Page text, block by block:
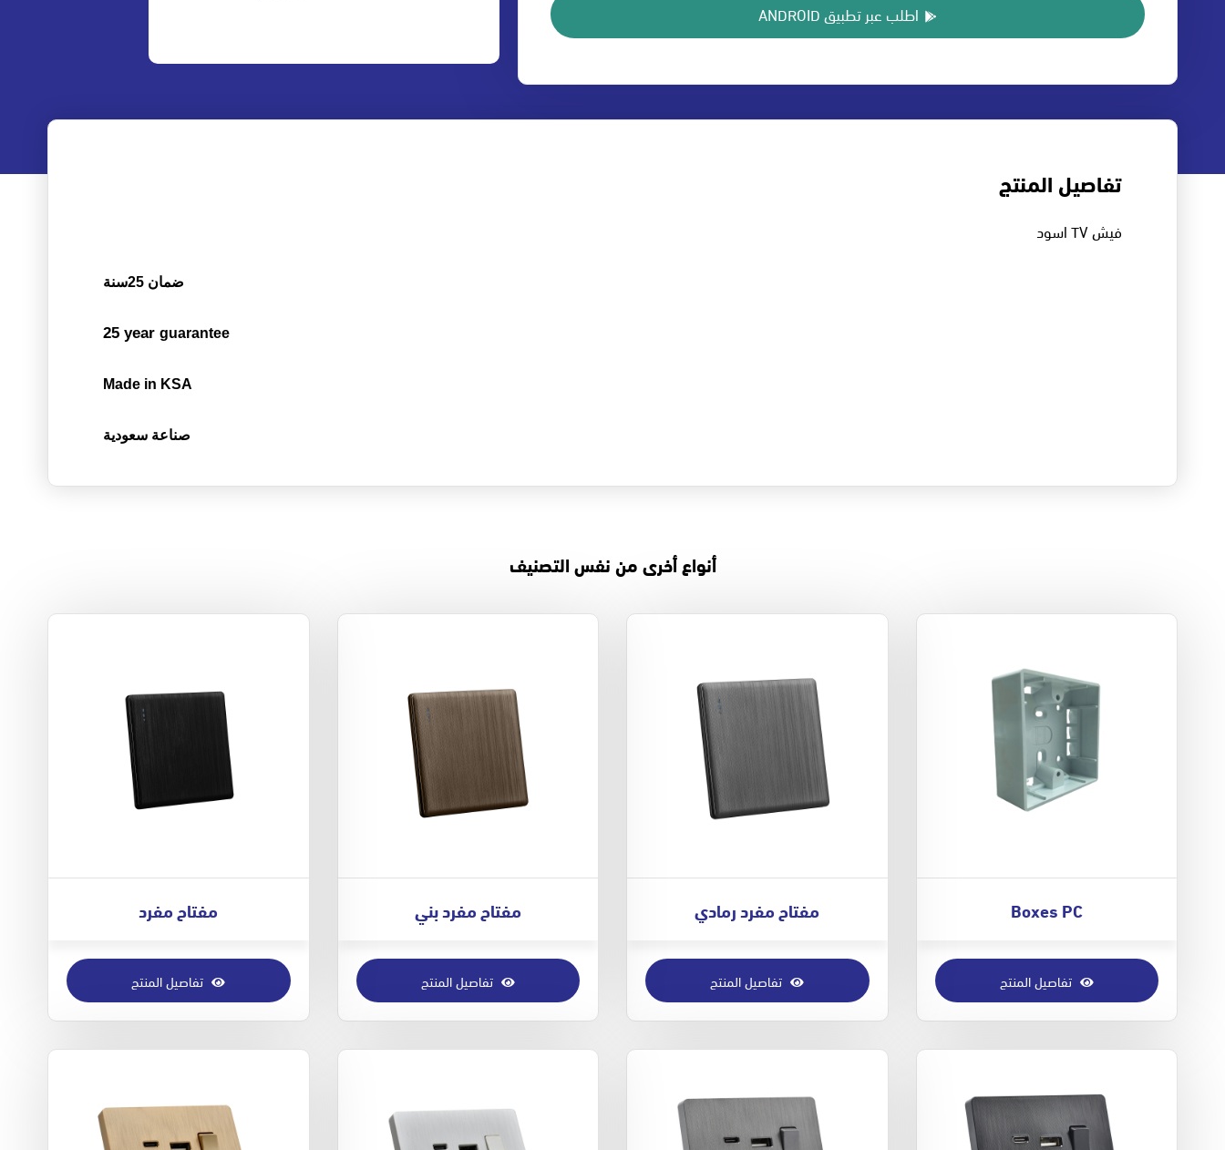
اطلب عبر تطبيق ANDROID
تفاصيل المنتج
فيش TV اسود
ضمان 25سنة
25 year guarantee
Made in KSA
صناعة سعودية
أنواع أخرى من نفس التصنيف
Boxes PC
تفاصيل المنتج
مفتاح مفرد رمادي
تفاصيل المنتج
مفتاح مفرد بني
تفاصيل المنتج
مفتاح مفرد
تفاصيل المنتج